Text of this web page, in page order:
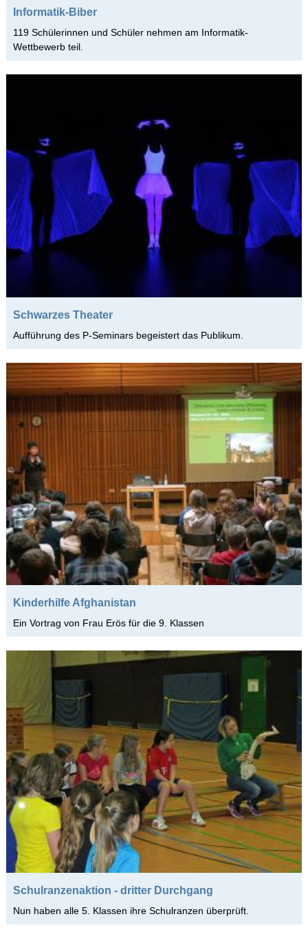
2013/2014 2. HJ
2011/2012 2. HJ
2011/2012 1. HJ
2010/2011 2. HJ
2010/2011 1. HJ
2009/2010 2. HJ
2009/2010 1. HJ
2008/2009 1. HJ
Schulfamilie
Infos-Service
Beratung
Apian digital
Fächer
Schulleben
Schulfahrten
Kontakt
Impressum
Datenschutzerklärung
Sitemap
Informatik-Biber
119 Schülerinnen und Schüler nehmen am Informatik-
Wettbewerb teil.
Schwarzes Theater
Aufführung des P-Seminars begeistert das Publikum.
Kinderhilfe Afghanistan
Ein Vortrag von Frau Erös für die 9. Klassen
Schulranzenaktion - dritter Durchgang
Nun haben alle 5. Klassen ihre Schulranzen überprüft.